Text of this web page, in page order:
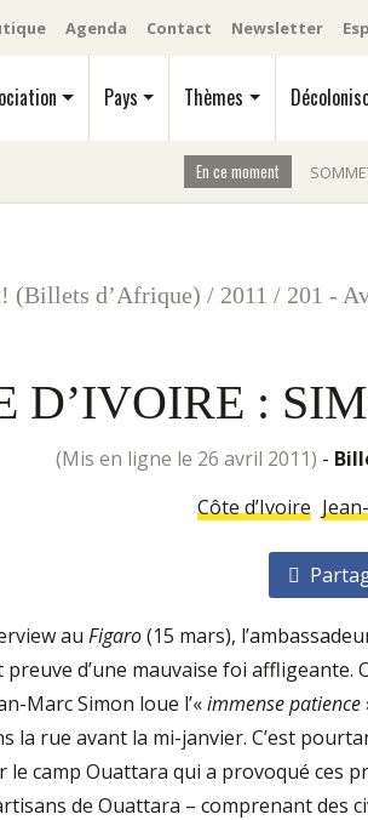
Agenda Contact Newsletter
Pays Thèmes
En ce moment
(Billets d’Afrique) / 2011 / 201 -
D’IVOIRE :
(mis en ligne le 26 avril 2011) -
Côte d’Ivoire
au Figaro(15 mars),
preuve d’une mauvaise foi
Marc Simon loue l’«immense patience
la rue avant la mi-janvier. C’est
le camp Ouattara qui a provoqué ces
de Ouattara – comprenant des